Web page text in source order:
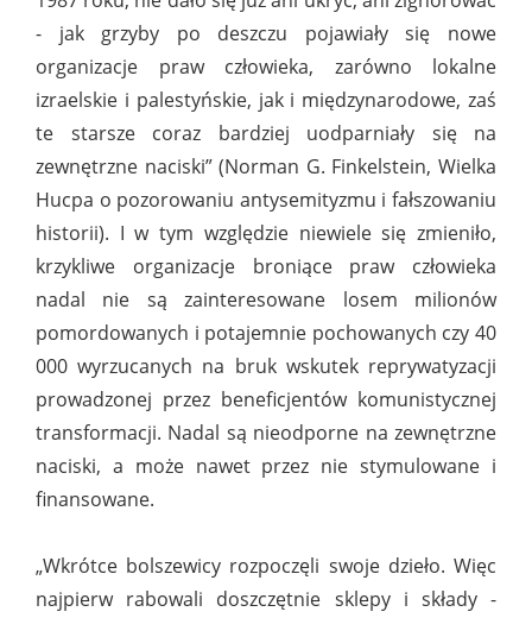
- jak grzyby po deszczu pojawiały się nowe
organizacje praw człowieka, zarówno lokalne
izraelskie i palestyńskie, jak i międzynarodowe, zaś
te starsze coraz bardziej uodparniały się na
zewnętrzne naciski” (Norman G. Finkelstein, Wielka
Hucpa o pozorowaniu antysemityzmu i fałszowaniu
historii). I w tym względzie niewiele się zmieniło,
krzykliwe organizacje broniące praw człowieka
nadal nie są zainteresowane losem milionów
pomordowanych i potajemnie pochowanych czy 40
000 wyrzucanych na bruk wskutek reprywatyzacji
prowadzonej przez beneficjentów komunistycznej
transformacji. Nadal są nieodporne na zewnętrzne
naciski, a może nawet przez nie stymulowane i
finansowane.
„Wkrótce bolszewicy rozpoczęli swoje dzieło. Więc
najpierw rabowali doszczętnie sklepy i składy -